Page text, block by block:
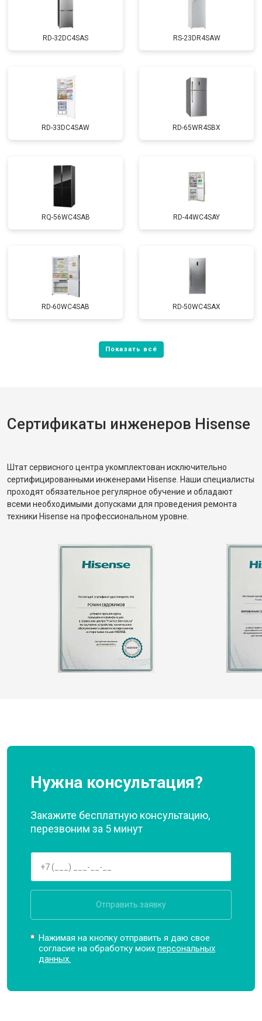
RD-32DC4SAS RS-23DR4SAW
RD-33DC4SAW RD-65WR4SBX
RQ-56WC4SAB RD-44WC4SAY
RD-60WC4SAB RD-50WC4SAX
Сертификаты инженеров Hisense
Штат сервисного центра укомплектован исключительно
сертифицированными инженерами Hisense. Наши специалисты
проходят обязательное регулярное обучение и обладают
всеми необходимыми допусками для проведения ремонта
техники Hisense на профессиональном уровне.
Нужна консультация?
Закажите бесплатную консультацию,
перезвоним за 5 минут
Отправить заявку
Нажимая на кнопку отправить я даю свое
согласие на обработку моихперсональных
данных.